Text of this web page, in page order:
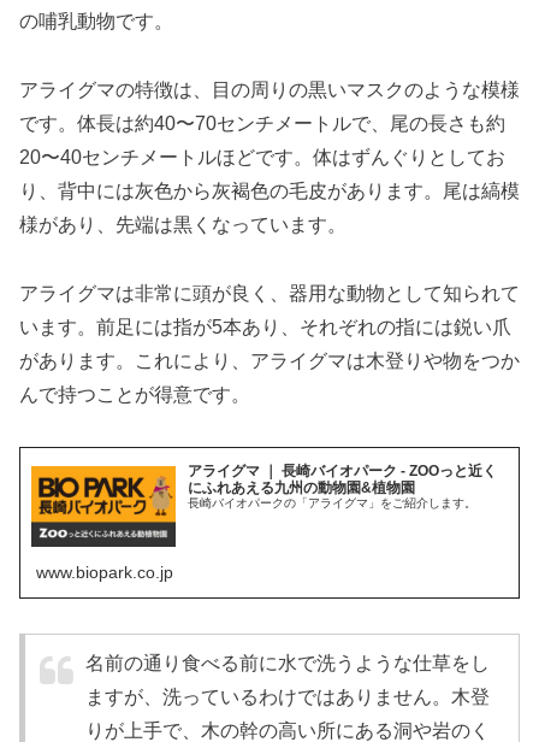
の哺乳動物です。
アライグマの特徴は、目の周りの黒いマスクのような模様
です。体長は約40〜70センチメートルで、尾の長さも約
20〜40センチメートルほどです。体はずんぐりとしてお
り、背中には灰色から灰褐色の毛皮があります。尾は縞模
様があり、先端は黒くなっています。
アライグマは非常に頭が良く、器用な動物として知られて
います。前足には指が5本あり、それぞれの指には鋭い爪
があります。これにより、アライグマは木登りや物をつか
んで持つことが得意です。
アライグマ ｜ 長崎バイオパーク - ZOOっと近く
にふれあえる九州の動物園&植物園
長崎バイオパークの「アライグマ」をご紹介します。
www.biopark.co.jp
名前の通り食べる前に水で洗うような仕草をし
ますが、洗っているわけではありません。木登
りが上手で、木の幹の高い所にある洞や岩のく